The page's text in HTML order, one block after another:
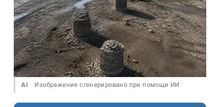
AI Изображение сгенерировано при помощи ИИ